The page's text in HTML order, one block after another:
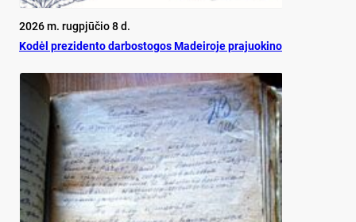
2026 m. rugpjūčio 8 d.
Ko­dėl pre­zi­den­to dar­bos­to­gos Ma­dei­ro­je pra­juo­ki­no